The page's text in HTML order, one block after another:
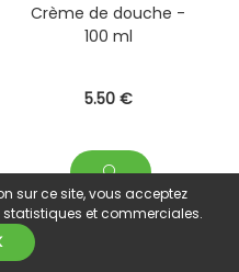
Crème de douche -
100 ml
5.50 €
sur ce site, vous acceptez
et commerciales.